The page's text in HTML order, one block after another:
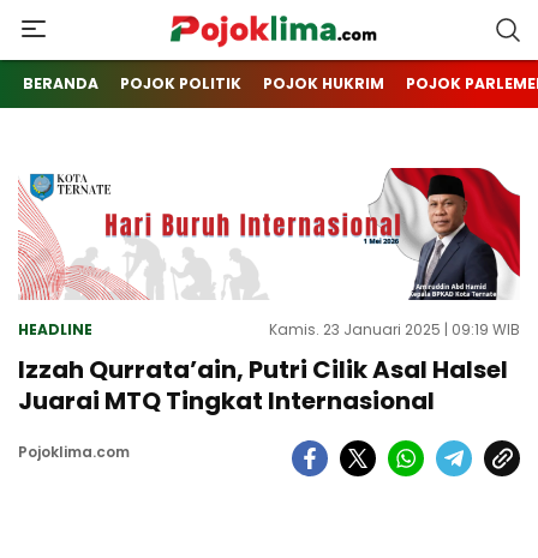
pojoklima.com
Mojokin
BERANDA POJOK POLITIK POJOK HUKRIM POJOK
HEADLINE Kamis. 23 Januari 2025 | 09:19 WIB
Izzah Qurrata’ain, Putri Cilik Asal Halsel
Juarai MTQ Tingkat Internasional
Pojoklima.com